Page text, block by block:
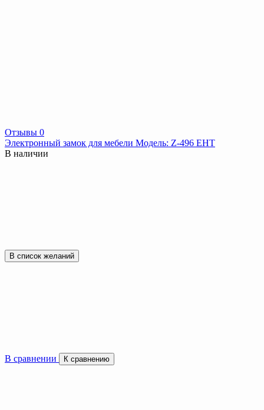
Отзывы 0
Электронный замок для мебели Модель: Z-496 EHT
В наличии
В список желаний
В сравнении К сравнению